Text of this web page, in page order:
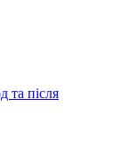
та після